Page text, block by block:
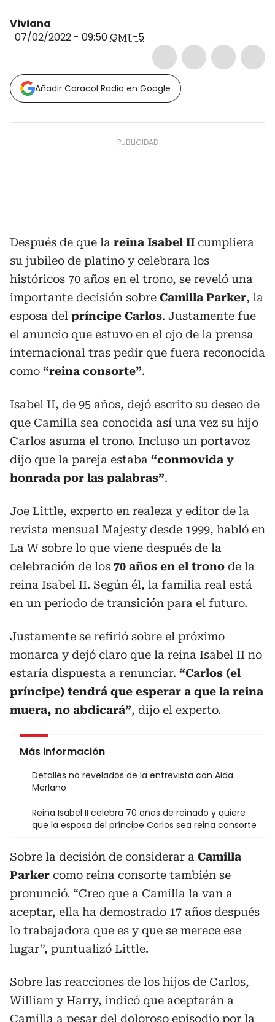
Viviana
07/02/2022 - 09:50GMT-5
Añadir Caracol Radio en Google
Después de que la reina Isabel II cumpliera
su jubileo de platino y celebrara los
históricos 70 años en el trono, se reveló una
importante decisión sobre Camilla Parker, la
esposa del príncipe Carlos. Justamente fue
el anuncio que estuvo en el ojo de la prensa
internacional tras pedir que fuera reconocida
como “reina consorte”.
Isabel II, de 95 años, dejó escrito su deseo de
que Camilla sea conocida así una vez su hijo
Carlos asuma el trono. Incluso un portavoz
dijo que la pareja estaba “conmovida y
honrada por las palabras”.
Joe Little, experto en realeza y editor de la
revista mensual Majesty desde 1999, habló en
La W sobre lo que viene después de la
celebración de los 70 años en el trono de la
reina Isabel II. Según él, la familia real está
en un periodo de transición para el futuro.
Justamente se refirió sobre el próximo
monarca y dejó claro que la reina Isabel II no
estaría dispuesta a renunciar. “Carlos (el
príncipe) tendrá que esperar a que la reina
muera, no abdicará”, dijo el experto.
Más información
Detalles no revelados de la entrevista con Aida
Merlano
Reina Isabel II celebra 70 años de reinado y quiere
que la esposa del príncipe Carlos sea reina consorte
Sobre la decisión de considerar a Camilla
Parker como reina consorte también se
pronunció. “Creo que a Camilla la van a
aceptar, ella ha demostrado 17 años después
lo trabajadora que es y que se merece ese
lugar”, puntualizó Little.
Sobre las reacciones de los hijos de Carlos,
William y Harry, indicó que aceptarán a
Camilla a pesar del doloroso episodio por la